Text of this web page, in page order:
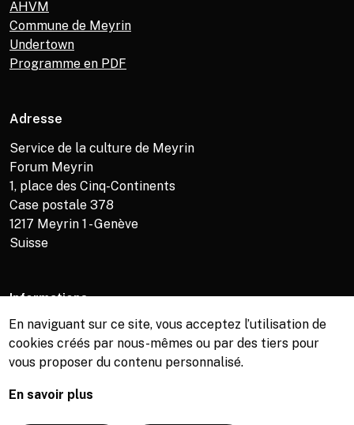
AHVM
Commune de Meyrin
Undertown
Programme en PDF
Adresse
Service de la culture de Meyrin
Forum Meyrin
1, place des Cinq-Continents
Case postale 378
1217 Meyrin 1 - Genève
Suisse
Informations
Service de la culture +41 (0)22 989 16 69
Billetterie +41 (0)22 989 34 34
Bibliothèque +41 (0)22 989 34 74
En naviguant sur ce site, vous acceptez l’utilisation de
cookies créés par nous-mêmes ou par des tiers pour
vous proposer du contenu personnalisé.
En savoir plus